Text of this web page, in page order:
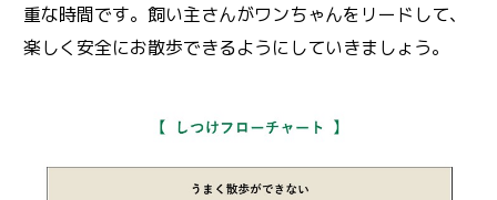
重な時間です。飼い主さんがワンちゃんをリードして、
楽しく安全にお散歩できるようにしていきましょう。